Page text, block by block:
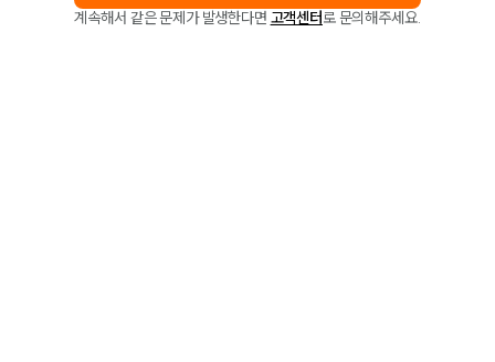
계속해서 같은 문제가 발생한다면 고객센터로 문의해주세요.